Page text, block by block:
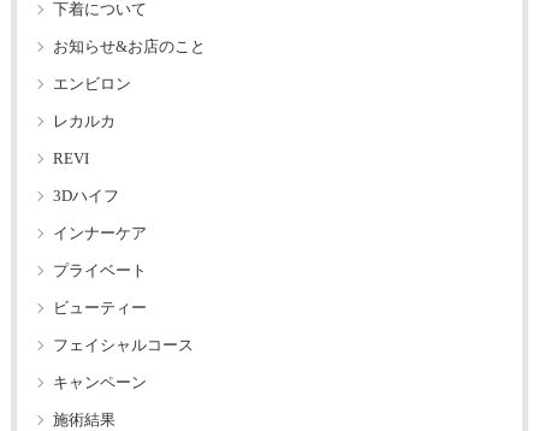
下着について
お知らせ&お店のこと
エンビロン
レカルカ
REVI
3Dハイフ
インナーケア
プライベート
ビューティー
フェイシャルコース
キャンペーン
施術結果